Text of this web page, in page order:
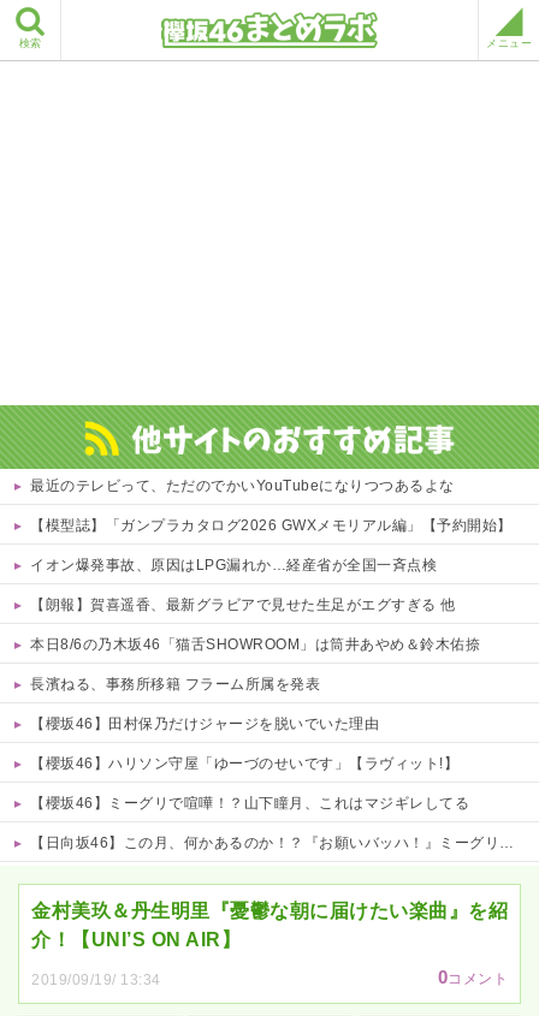
検索 メニュー
最近のテレビって、ただのでかいYouTubeになりつつあるよな
【模型誌】「ガンプラカタログ2026 GWXメモリアル編」【予約開始】
イオン爆発事故、原因はLPG漏れか…経産省が全国一斉点検
【朗報】賀喜遥香、最新グラビアで見せた生足がエグすぎる 他
本日8/6の乃木坂46「猫舌SHOWROOM」は筒井あやめ＆鈴木佑捺
長濱ねる、事務所移籍 フラーム所属を発表
【櫻坂46】田村保乃だけジャージを脱いでいた理由
【櫻坂46】ハリソン守屋「ゆーづのせいです」【ラヴィット!】
【櫻坂46】ミーグリで喧嘩！？山下瞳月、これはマジギレしてる
【日向坂46】この月、何かあるのか！？『お願いバッハ！』ミーグリ日程がこちら
金村美玖＆丹生明里『憂鬱な朝に届けたい楽曲』を紹
介！【UNI’S ON AIR】
2019/09/19/ 13:34 0コメント